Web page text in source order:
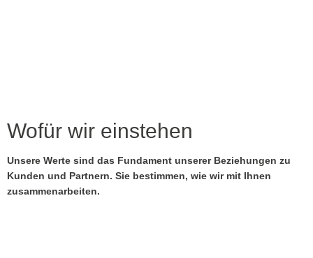
Wofür wir einstehen
Unsere Werte sind das Fundament unserer Beziehungen zu
Kunden und Partnern. Sie bestimmen, wie wir mit Ihnen
zusammenarbeiten.